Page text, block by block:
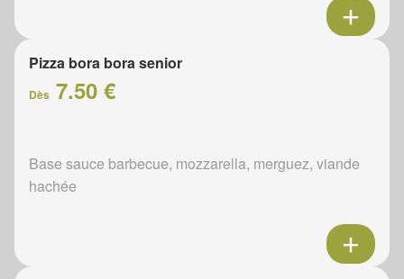
Pizza bora bora senior
Dès 7.50 €
Base sauce barbecue, mozzarella, merguez, viande
hachée